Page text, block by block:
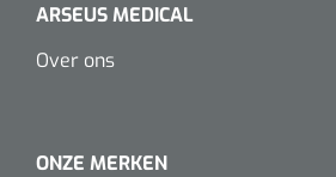
Douchetabouretten
Dispenser Deb transparant - wit -
ARSEUS MEDICAL
Over ons
ONZE MERKEN